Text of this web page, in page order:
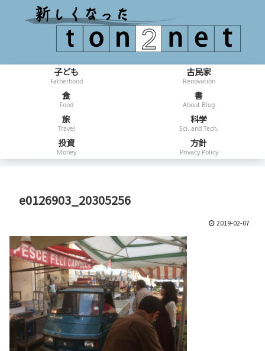
子ども
Fatherhood
古民家
Renovation
食
Food
書
About Blog
旅
Travel
科学
Sci. and Tech.
投資
Money
方針
Privacy Policy
e0126903_20305256
2019-02-07